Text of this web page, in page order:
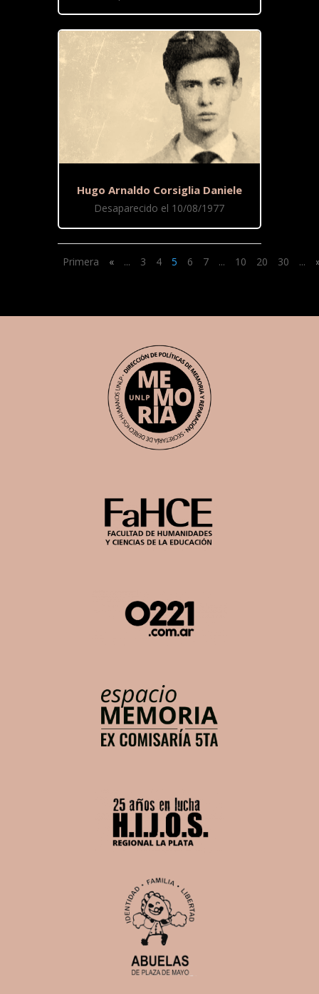
Hugo Arnaldo Corsiglia Daniele
Desaparecido el 10/08/1977
Primera « ... 3 4 5 6 7 ... 10 20 30 ...